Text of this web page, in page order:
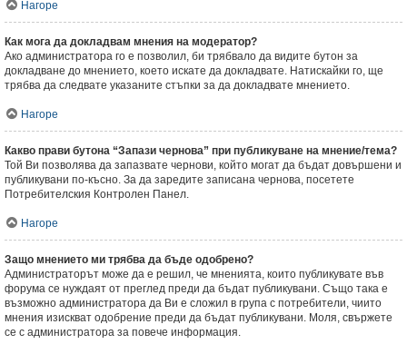
Нагоре
Как мога да докладвам мнения на модератор?
Ако администратора го е позволил, би трябвало да видите бутон за
докладване до мнението, което искате да докладвате. Натискайки го, ще
трябва да следвате указаните стъпки за да докладвате мнението.
Нагоре
Какво прави бутона “Запази чернова” при публикуване на мнение/тема?
Той Ви позволява да запазвате чернови, който могат да бъдат довършени и
публикувани по-късно. За да заредите записана чернова, посетете
Потребителския Контролен Панел.
Нагоре
Защо мнението ми трябва да бъде одобрено?
Администраторът може да е решил, че мненията, които публикувате във
форума се нуждаят от преглед преди да бъдат публикувани. Също така е
възможно администратора да Ви е сложил в група с потребители, чиито
мнения изискват одобрение преди да бъдат публикувани. Моля, свържете
се с администратора за повече информация.